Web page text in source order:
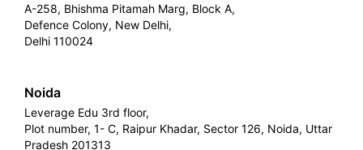
A-258, Bhishma Pitamah Marg, Block A,
Defence Colony, New Delhi,
Delhi 110024
Noida
Leverage Edu 3rd floor,
Plot number, 1- C, Raipur Khadar, Sector 126, Noida, Uttar
Pradesh 201313